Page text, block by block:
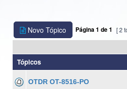
Novo Tópico Página1 de1 [ 2
Tópicos
OTDR OT-8516-PO